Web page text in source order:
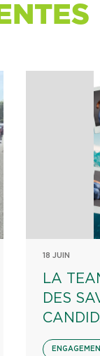
18 JUIN
LA
DES